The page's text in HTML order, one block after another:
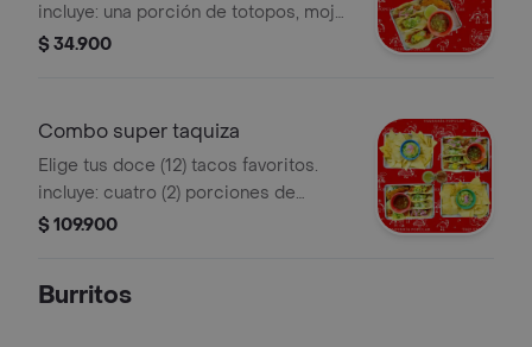
incluye: una porción de totopos, mojo
verde (picante medio) y mojo rojo
$ 34.900
Combo super taquiza
Elige tus doce (12) tacos favoritos.
incluye: cuatro (2) porciones de
totopos, dos (2) porciones de
fuerte).
$ 109.900
Burritos